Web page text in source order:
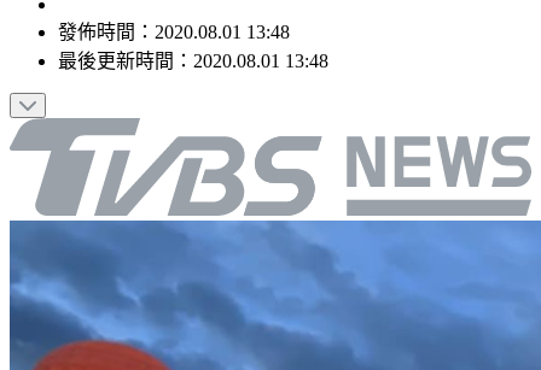
發佈時間： 2020.08.01 13:48
最後更新時間： 2020.08.01 13:48